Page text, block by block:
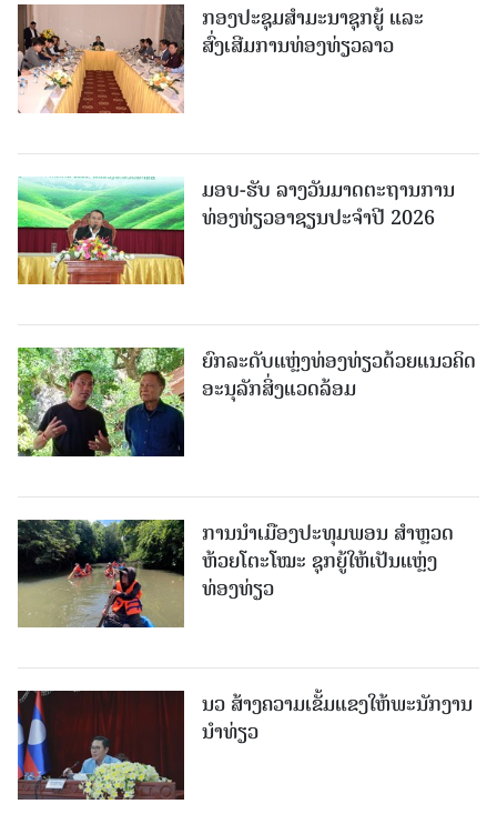
ກອງປະຊຸມສຳມະນາຊຸກຍູ້ ແລະ
ສົ່ງເສີມການທ່ອງທ່ຽວລາວ
ມອບ-ຮັບ ລາງວັນມາດຕະຖານການ
ທ່ອງທ່ຽວອາຊຽນປະຈຳປີ 2026
ຍົກລະດັບແຫຼ່ງທ່ອງທ່ຽວດ້ວຍແນວຄິດ
ອະນຸລັກສິ່ງແວດລ້ອມ
ການນຳເມືອງປະທຸມພອນ ສຳຫຼວດ
ຫ້ວຍໂຕະໂໝະ ຊຸກຍູ້ໃຫ້ເປັນແຫຼ່ງ
ທ່ອງທ່ຽວ
ນວ ສ້າງຄວາມເຂັ້ມແຂງໃຫ້ພະນັກງານ
ນຳທ່ຽວ